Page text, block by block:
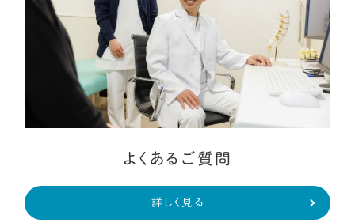
よくあるご質問
詳しく見る